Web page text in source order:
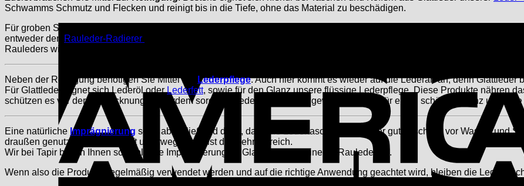
Schwamms Schmutz und Flecken und reinigt bis in die Tiefe, ohne das Material zu beschädigen.
Für groben Schmutz eignet sich die Schmutzbürste, mit der Staub und Dreck einfach abgebürstet werden können. Für
entweder den
Rauleder-Radierer
oder eine Wildlederbürste nutzen. Diese reinigt das Material schonend und gleichzeitig
Rauleders wieder aufgestellt.
Neben der Reinigung benötigen Sie Mittel zur Lederpflege. Auch hier kommt es wieder auf die Lederart an, denn Glattleder
Für Glattleder eignet sich Lederöl oderLederfett, sowie für den Glanz unsere flüssige Lederpflege. Diese Produkte nähren
schützen es vor der Austrocknung. Außerdem sorgt die Lederpflege wenn gewünscht auch für einen schönen Glanz und
Eine natürliche Imprägnierung sorgt abschließend dafür, dass die Ledertaschen und Koffer gut geschützt vor Wasser und
draußen genutzt werden und oft unterwegs sind, ist das sehr hilfreich.
Wir bei Tapir bieten Ihnen sowohl eine Imprägnierung für Glatt- als auch eine für Rauleder an.
Wenn also die Produkte regelmäßig verwendet werden und auf die richtige Anwendung geachtet wird, bleiben die